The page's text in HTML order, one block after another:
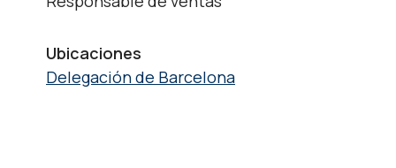
Ubicaciones
Delegación de Barcelona